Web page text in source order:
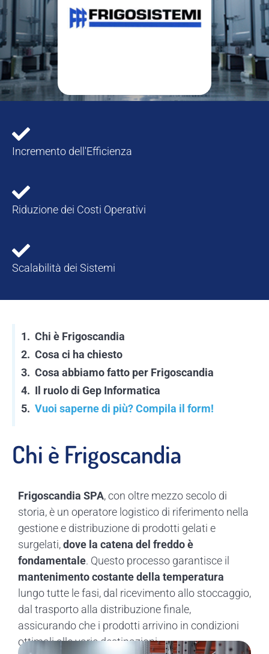
Incremento dell'Efficienza
Riduzione dei Costi Operativi
Scalabilità dei Sistemi
Chi è Frigoscandia
Cosa ci ha chiesto
Cosa abbiamo fatto per Frigoscandia
Il ruolo di Gep Informatica
Vuoi saperne di più? Compila il form!
Chi è Frigoscandia
Frigoscandia SPA, con oltre mezzo secolo di
storia, è un operatore logistico di riferimento nella
gestione e distribuzione di prodotti gelati e
surgelati,dove la catena del freddo è
fondamentale. Questo processo garantisce il
mantenimento costante della temperatura
lungo tutte le fasi, dal ricevimento allo stoccaggio,
dal trasporto alla distribuzione finale,
assicurando che i prodotti arrivino in condizioni
ottimali alle varie destinazioni.